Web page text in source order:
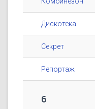
Дискотека
Секрет
Репортаж
6